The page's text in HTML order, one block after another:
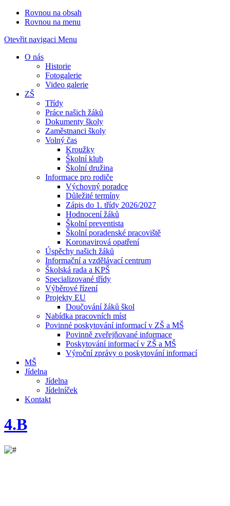
Rovnou na obsah
Rovnou na menu
Otevřit navigaci Menu
O nás
Historie
Fotogalerie
Video galerie
ZŠ
Třídy
Práce našich žáků
Dokumenty školy
Zaměstnanci školy
Volný čas
Kroužky
Školní klub
Školní družina
Informace pro rodiče
Výchovný poradce
Důležité termíny
Zápis do 1. třídy 2026/2027
Hodnocení žáků
Školní preventista
Školní poradenské pracoviště
Koronavirová opatření
Úspěchy našich žáků
Informační a vzdělávací centrum
Školská rada a KPŠ
Specializované třídy
Výběrové řízení
Projekty EU
Doučování žáků škol
Nabídka pracovních míst
Povinné poskytování informací v ZŠ a MŠ
Povinně zveřejňované informace
Poskytování informací v ZŠ a MŠ
Výroční zprávy o poskytování informací
MŠ
Jídelna
Jídelna
Jídelníček
Kontakt
4.B